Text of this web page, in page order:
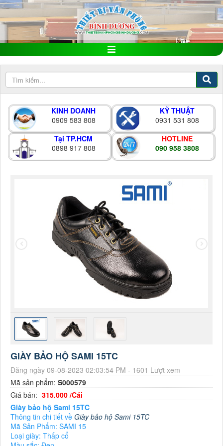
KINH DOANH
0909 583 808
KỸ THUẬT
0931 531 808
Tại TP.HCM
0898 917 808
HOTLINE
090 958 3808
GIÀY BẢO HỘ SAMI 15TC
Đăng ngày 09-08-2023 02:03:54 PM - 1601 Lượt xem
Mã sản phẩm: S000579
Giá bán: 315.000 /Cái
Giày bảo hộ Sami 15TC
Thông tin chi tiết về Giày bảo hộ Sami 15TC
Mã Sản Phẩm: SAMI 15
Loại giày: Thấp cổ